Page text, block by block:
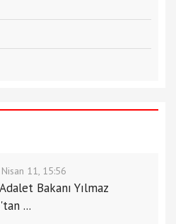
11, 15:56
Bakanı Yılmaz
...